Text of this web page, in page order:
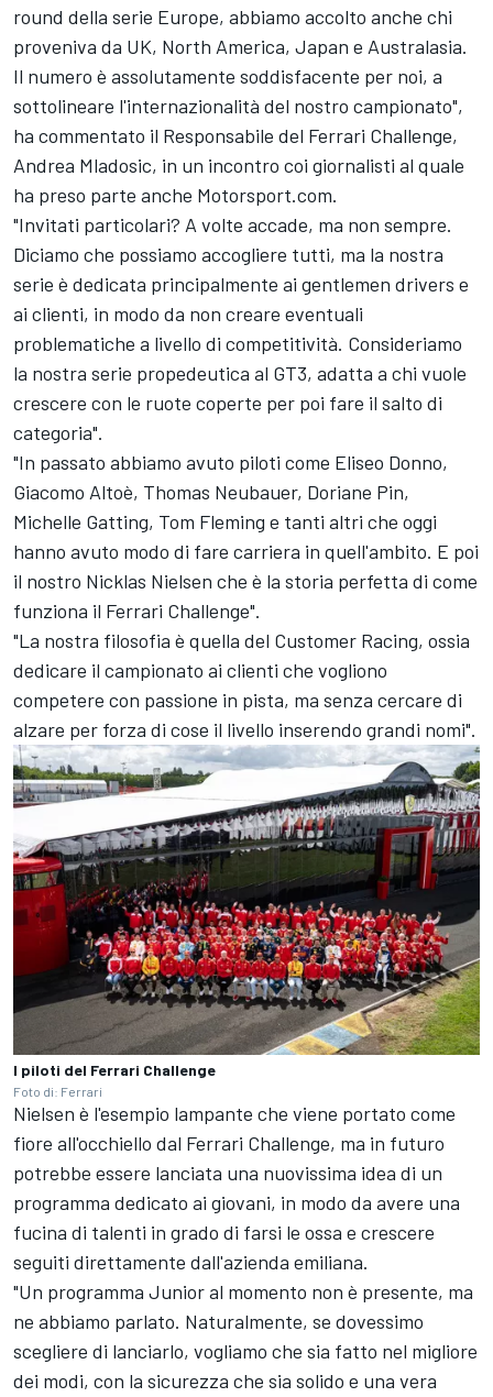
round della serie Europe, abbiamo accolto anche chi
proveniva da UK, North America, Japan e Australasia.
Il numero è assolutamente soddisfacente per noi, a
sottolineare l'internazionalità del nostro campionato",
ha commentato il Responsabile del Ferrari Challenge,
Andrea Mladosic, in un incontro coi giornalisti al quale
ha preso parte anche Motorsport.com.
"Invitati particolari? A volte accade, ma non sempre.
Diciamo che possiamo accogliere tutti, ma la nostra
serie è dedicata principalmente ai gentlemen drivers e
ai clienti, in modo da non creare eventuali
problematiche a livello di competitività. Consideriamo
la nostra serie propedeutica al GT3, adatta a chi vuole
crescere con le ruote coperte per poi fare il salto di
categoria".
"In passato abbiamo avuto piloti come Eliseo Donno,
Giacomo Altoè, Thomas Neubauer, Doriane Pin,
Michelle Gatting, Tom Fleming e tanti altri che oggi
hanno avuto modo di fare carriera in quell'ambito. E poi
il nostro Nicklas Nielsen che è la storia perfetta di come
funziona il Ferrari Challenge".
"La nostra filosofia è quella del Customer Racing, ossia
dedicare il campionato ai clienti che vogliono
competere con passione in pista, ma senza cercare di
alzare per forza di cose il livello inserendo grandi nomi".
I piloti del Ferrari Challenge
Foto di: Ferrari
Nielsen è l'esempio lampante che viene portato come
fiore all'occhiello dal Ferrari Challenge, ma in futuro
potrebbe essere lanciata una nuovissima idea di un
programma dedicato ai giovani, in modo da avere una
fucina di talenti in grado di farsi le ossa e crescere
seguiti direttamente dall'azienda emiliana.
"Un programma Junior al momento non è presente, ma
ne abbiamo parlato. Naturalmente, se dovessimo
scegliere di lanciarlo, vogliamo che sia fatto nel migliore
dei modi, con la sicurezza che sia solido e una vera